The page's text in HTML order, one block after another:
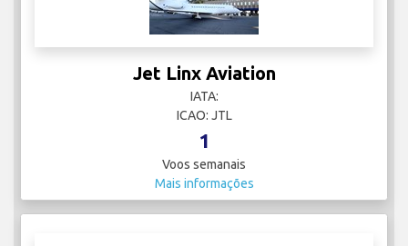
Jet Linx Aviation
IATA:
ICAO: JTL
1
Voos semanais
Mais informações